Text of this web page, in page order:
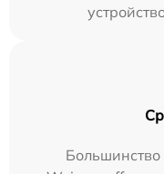
Большинство